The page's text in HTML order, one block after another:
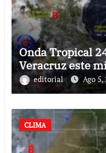
Onda Tropical
Veracruz este
editorial Ago 5,
CLIMA